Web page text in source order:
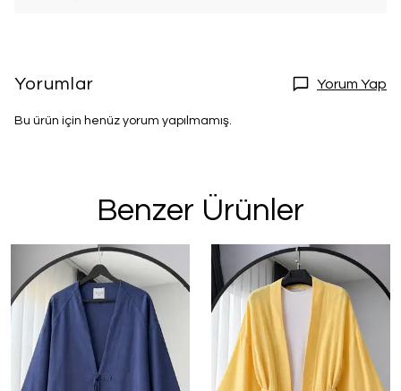
Yorumlar Yorum Yap
Bu ürün için henüz yorum yapılmamış.
Benzer Ürünler